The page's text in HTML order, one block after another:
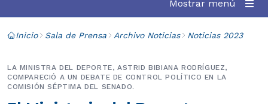
Mostrar menú
Inicio Sala de Prensa Archivo Noticias Noticias 2023
LA MINISTRA DEL DEPORTE, ASTRID BIBIANA RODRÍGUEZ,
COMPARECIÓ A UN DEBATE DE CONTROL POLÍTICO EN LA
COMISIÓN SÉPTIMA DEL SENADO.